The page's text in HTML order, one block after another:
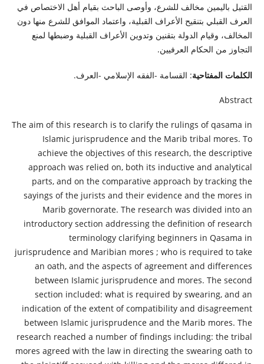
القتيل باليمين مخالف للشرع، وأوصى الباحث بقيام أهل الاختصاص في
العرف القبلي بتنقيح الأعراف القبلية، واعتماد الموافق للشرع منها دون
المخالف، وقيام الدولة بتقنين وتدوين الأعراف القبلية وضبطها لمنع
التجاوز من الحكام العرفيين.
الكلمات المفتاحية: القسامة -الفقه الإسلامي -العرف.
Abstract
The aim of this research is to clarify the rulings of qasama in
Islamic jurisprudence and the Marib tribal mores. To
achieve the objectives of this research, the descriptive
approach was relied on, both its inductive and analytical
parts, and on the comparative approach by tracking the
sayings of the jurists and their evidence and the mores in
Marib governorate. The research was divided into an
introductory section addressing the definition of research
terminology clarifying beginners in Qasama in
jurisprudence and Maribian mores ; who is required to take
an oath, and the aspects of agreement and differences
between Islamic jurisprudence and mores. The second
section included: what is required by swearing, and an
indication of the extent of compatibility and disagreement
between Islamic jurisprudence and the Marib mores. The
research reached a number of findings including: the tribal
mores agreed with the law in directing the swearing oath to